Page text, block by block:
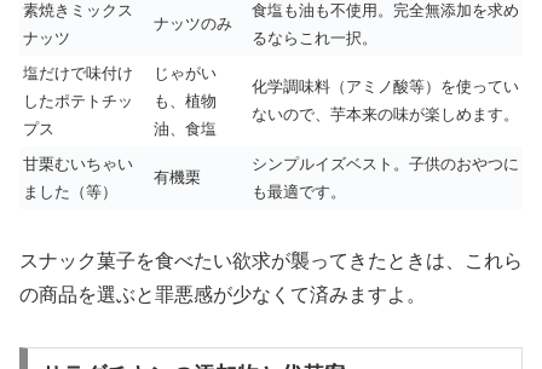
素焼きミックス
ナッツ
ナッツのみ
食塩も油も不使用。完全無添加を求め
るならこれ一択。
塩だけで味付け
したポテトチッ
プス
じゃがい
も、植物
油、食塩
化学調味料（アミノ酸等）を使ってい
ないので、芋本来の味が楽しめます。
甘栗むいちゃい
ました（等）
有機栗
シンプルイズベスト。子供のおやつに
も最適です。
スナック菓子を食べたい欲求が襲ってきたときは、これら
の商品を選ぶと罪悪感が少なくて済みますよ。